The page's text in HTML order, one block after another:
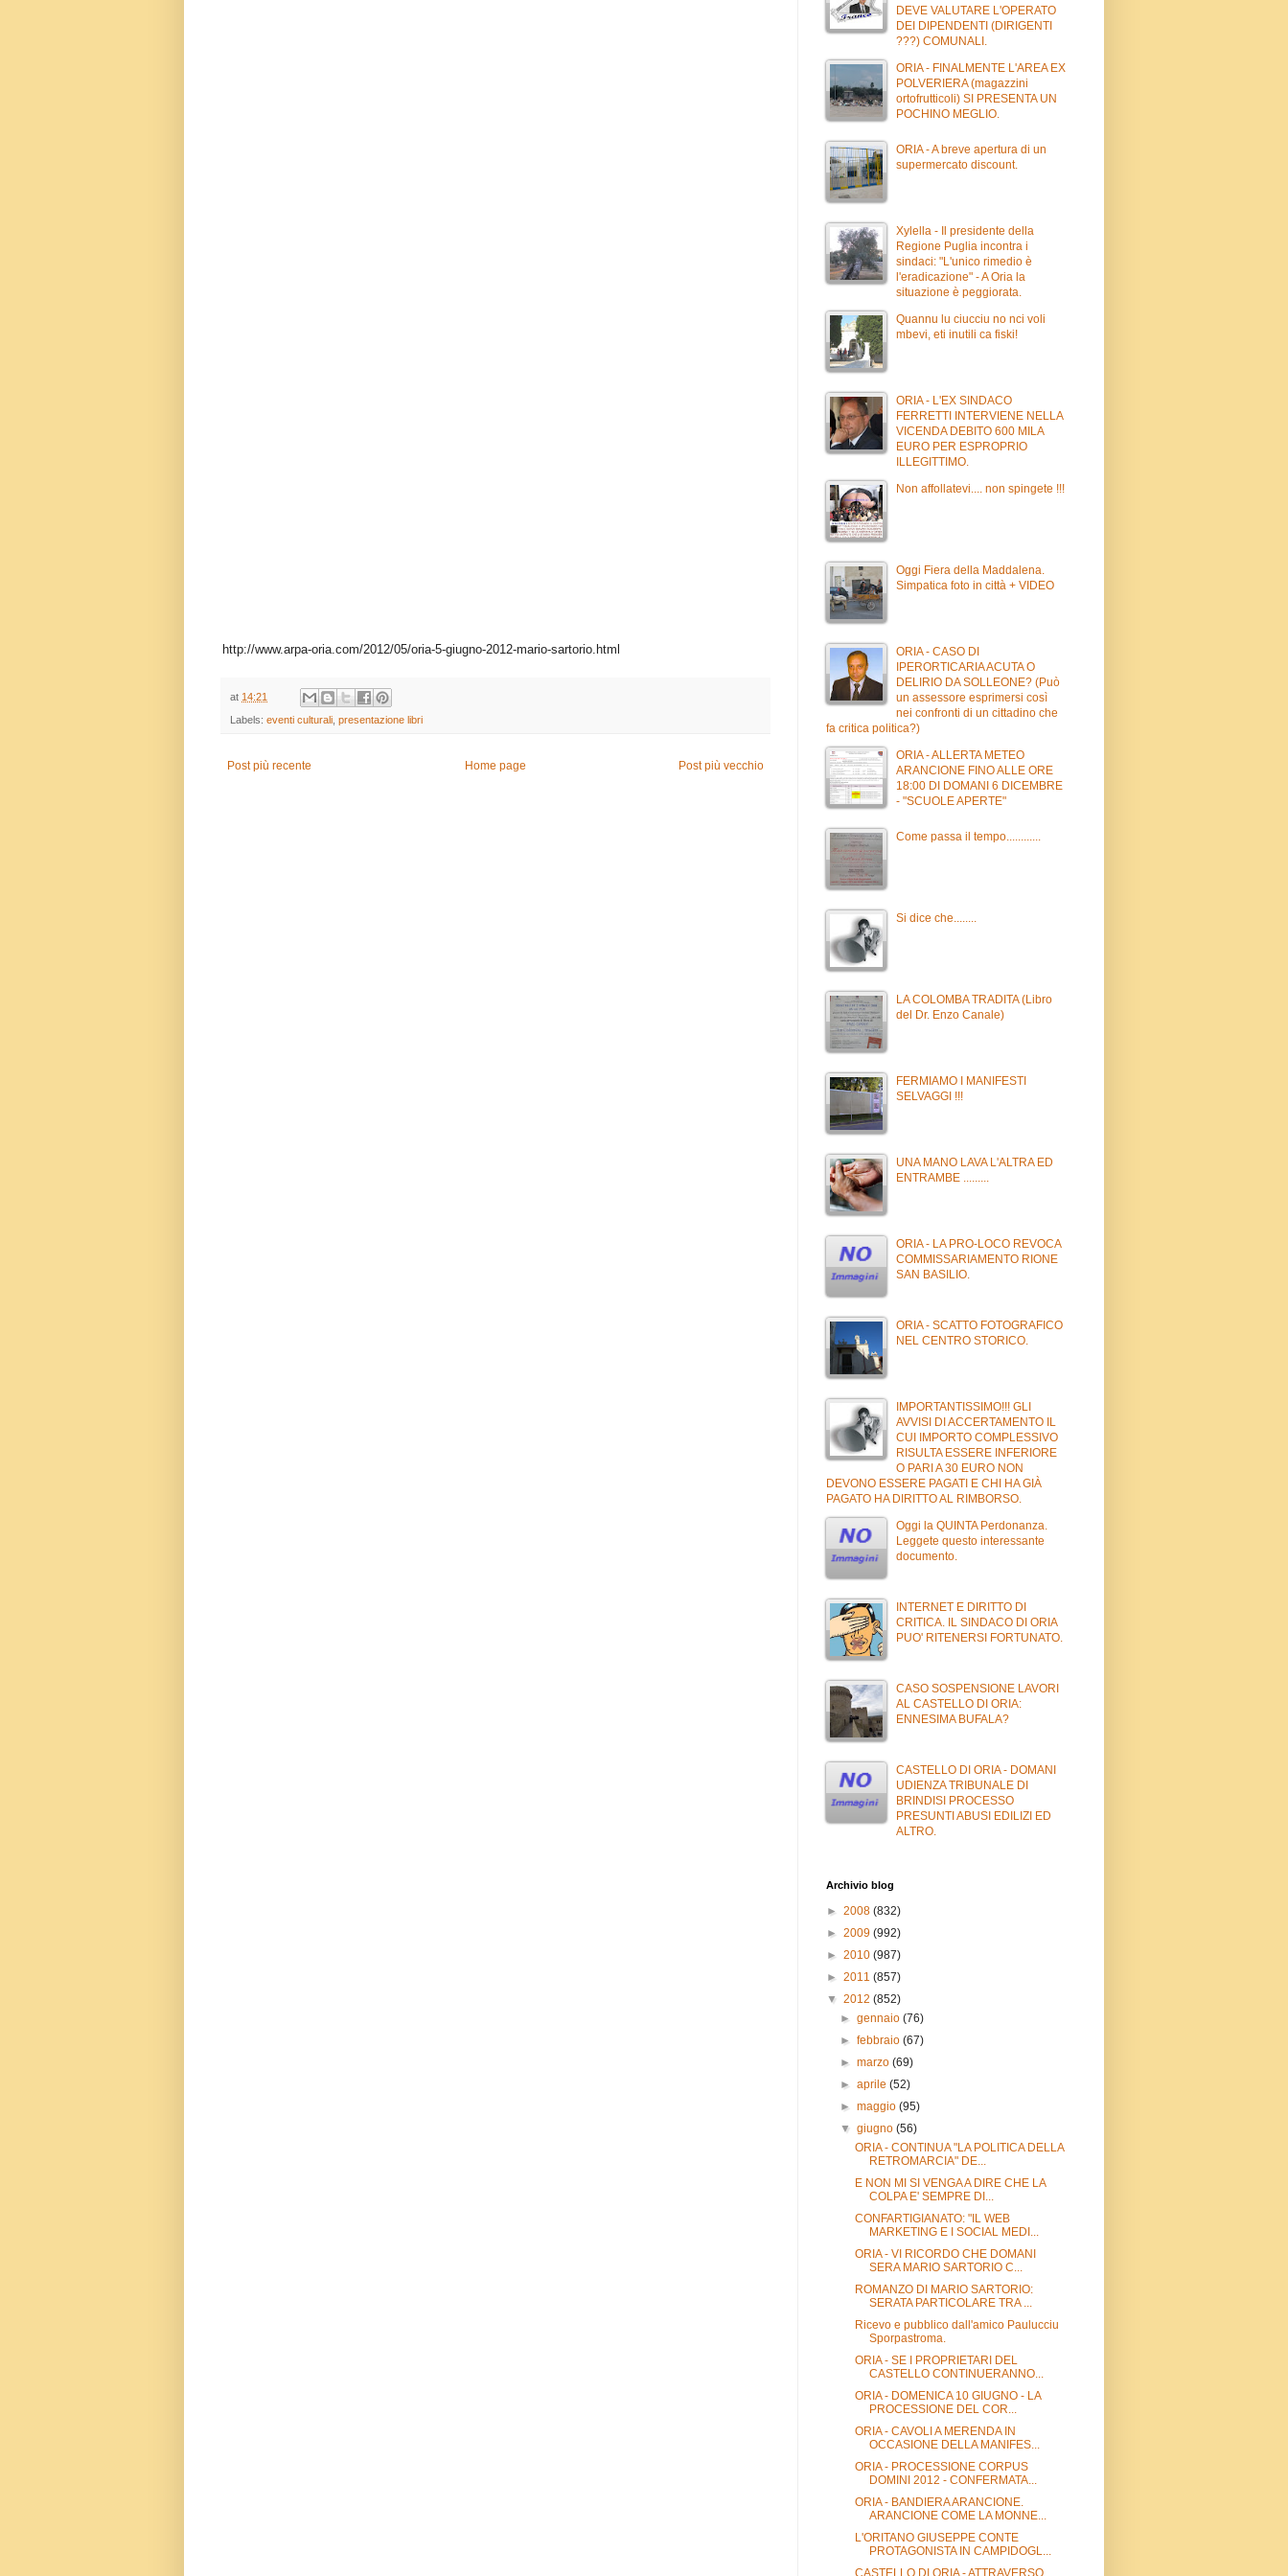
http://www.arpa-oria.com/2012/05/oria-5-giugno-2012-mario-sartorio.html
at 14:21
Labels: eventi culturali presentazione libri
Post più recente Post più vecchio
Home page
DEVE VALUTARE L'OPERATO
DEI DIPENDENTI (DIRIGENTI
???) COMUNALI.
ORIA - FINALMENTE L'AREA EX
POLVERIERA (magazzini
ortofrutticoli) SI PRESENTA UN
POCHINO MEGLIO.
ORIA - A breve apertura di un
supermercato discount.
Xylella - Il presidente della
Regione Puglia incontra i
sindaci: "L'unico rimedio è
l'eradicazione" - A Oria la
situazione è peggiorata.
Quannu lu ciucciu no nci voli
mbevi, eti inutili ca fiski!
ORIA - L'EX SINDACO
FERRETTI INTERVIENE NELLA
VICENDA DEBITO 600 MILA
EURO PER ESPROPRIO
ILLEGITTIMO.
Non affollatevi.... non spingete !!!
Oggi Fiera della Maddalena.
Simpatica foto in città + VIDEO
ORIA - CASO DI
IPERORTICARIA ACUTA O
DELIRIO DA SOLLEONE? (Può
un assessore esprimersi così
nei confronti di un cittadino che
fa critica politica?)
ORIA - ALLERTA METEO
ARANCIONE FINO ALLE ORE
18:00 DI DOMANI 6 DICEMBRE
- "SCUOLE APERTE"
Come passa il tempo............
Si dice che........
LA COLOMBA TRADITA (Libro
del Dr. Enzo Canale)
FERMIAMO I MANIFESTI
SELVAGGI !!!
UNA MANO LAVA L'ALTRA ED
ENTRAMBE .........
ORIA - LA PRO-LOCO REVOCA
COMMISSARIAMENTO RIONE
SAN BASILIO.
ORIA - SCATTO FOTOGRAFICO
NEL CENTRO STORICO.
IMPORTANTISSIMO!!! GLI
AVVISI DI ACCERTAMENTO IL
CUI IMPORTO COMPLESSIVO
RISULTA ESSERE INFERIORE
O PARI A 30 EURO NON
DEVONO ESSERE PAGATI E CHI HA GIÀ
PAGATO HA DIRITTO AL RIMBORSO.
Oggi la QUINTA Perdonanza.
Leggete questo interessante
documento.
INTERNET E DIRITTO DI
CRITICA. IL SINDACO DI ORIA
PUO' RITENERSI FORTUNATO.
CASO SOSPENSIONE LAVORI
AL CASTELLO DI ORIA:
ENNESIMA BUFALA?
CASTELLO DI ORIA - DOMANI
UDIENZA TRIBUNALE DI
BRINDISI PROCESSO
PRESUNTI ABUSI EDILIZI ED
ALTRO.
Archivio blog
► 2008 (832)
► 2009 (992)
► 2010 (987)
► 2011 (857)
▼ 2012 (852)
►gennaio(76)
►febbraio(67)
►marzo(69)
►aprile(52)
►maggio(95)
▼giugno(56)
ORIA - CONTINUA "LA POLITICA DELLA
RETROMARCIA" DE...
E NON MI SI VENGA A DIRE CHE LA
COLPA E' SEMPRE DI...
CONFARTIGIANATO: "IL WEB
MARKETING E I SOCIAL MEDI...
ORIA - VI RICORDO CHE DOMANI
SERA MARIO SARTORIO C...
ROMANZO DI MARIO SARTORIO:
SERATA PARTICOLARE TRA ...
Ricevo e pubblico dall'amico Paulucciu
Sporpastroma.
ORIA - SE I PROPRIETARI DEL
CASTELLO CONTINUERANNO...
ORIA - DOMENICA 10 GIUGNO - LA
PROCESSIONE DEL COR...
ORIA - CAVOLI A MERENDA IN
OCCASIONE DELLA MANIFES...
ORIA - PROCESSIONE CORPUS
DOMINI 2012 - CONFERMATA...
ORIA - BANDIERA ARANCIONE.
ARANCIONE COME LA MONNE...
L'ORITANO GIUSEPPE CONTE
PROTAGONISTA IN CAMPIDOGL...
CASTELLO DI ORIA - ATTRAVERSO